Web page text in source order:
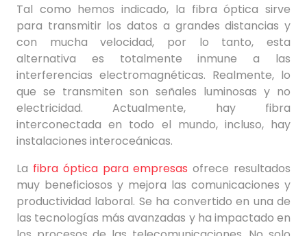
Tal como hemos indicado, la fibra óptica sirve
para transmitir los datos a grandes distancias y
con mucha velocidad, por lo tanto, esta
alternativa es totalmente inmune a las
interferencias electromagnéticas. Realmente, lo
que se transmiten son señales luminosas y no
electricidad. Actualmente, hay fibra
interconectada en todo el mundo, incluso, hay
instalaciones interoceánicas.
La fibra óptica para empresasofrece resultados
muy beneficiosos y mejora las comunicaciones y
productividad laboral. Se ha convertido en una de
las tecnologías más avanzadas y ha impactado en